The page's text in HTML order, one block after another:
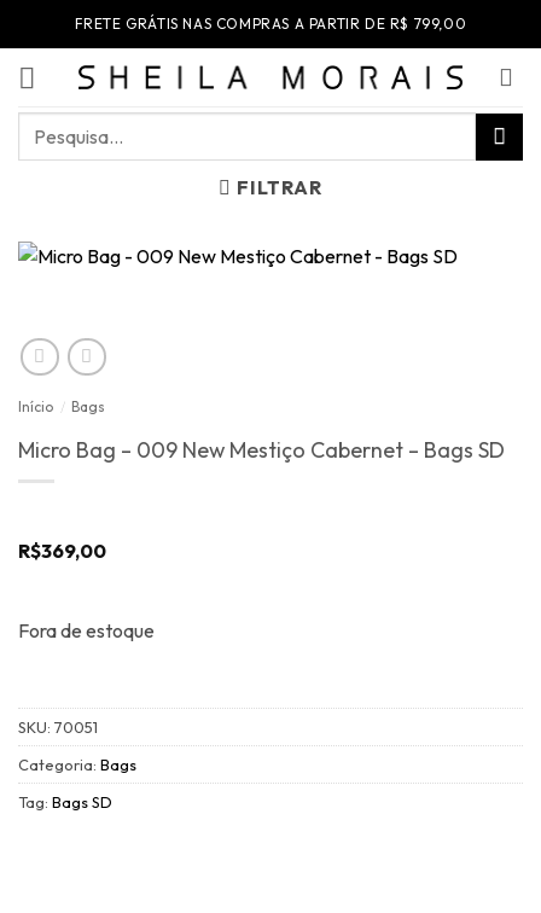
to
content
FRETE GRÁTIS NAS COMPRAS A PARTIR DE R$ 799,00
FILTRAR
Início / Bags
Micro Bag – 009 New Mestiço Cabernet – Bags SD
R$369,00
Fora de estoque
SKU: 70051
Categoria: Bags
Tag: Bags SD